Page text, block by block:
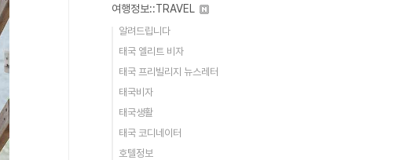
여행정보::TRAVEL
알려드립니다
태국 엘리트 비자
태국 프리빌리지 뉴스레터
태국비자
태국생활
태국 코디네이터
호텔정보